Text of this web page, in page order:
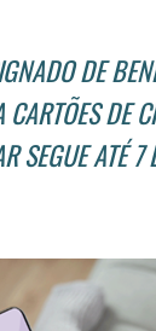
DE
CARTÕES DE
SEGUE ATÉ